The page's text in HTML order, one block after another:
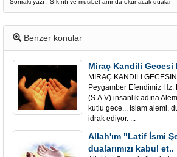
Sonraki yazı : Sıkıntı ve musibet anında okunacak dualar
Benzer konular
Miraç Kandili Gecesi
MİRAÇ KANDİLİ
Peygamber Efendimiz Hz.
(S.A.V) insanlık adına
kutlu gece... İslam alemi,
idrak ediyor. ...
Allah'ım "Latif İsmi
dualarımızı kabul et..